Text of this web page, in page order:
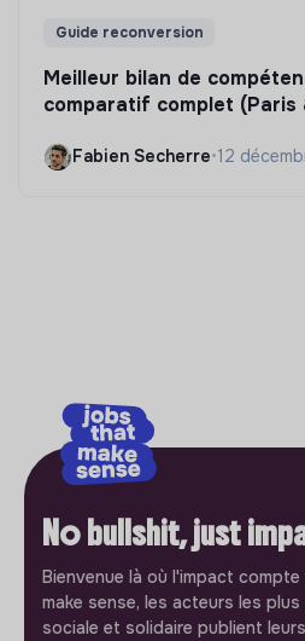
Guide reconversion
Meilleur bilan de
comparatif complet (Paris
Fabien Secherre•12
No bullshit, just
Bienvenue là où l'impact
make sense, les acteurs les
sociale et solidaire publient